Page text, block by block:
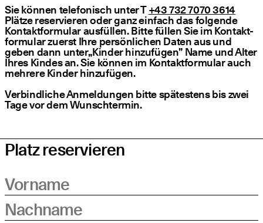
Sie kön­nen tele­fo­nisch unter T+43 732 7070 3614
Plät­ze reser­vie­ren oder ganz ein­fach das fol­gen­de
Kon­takt­for­mu­lar aus­fül­len. Bit­te fül­len Sie im Kon­takt­
for­mu­lar zuerst Ihre per­sön­li­chen Daten aus und
geben dann unter​„Kin­der hin­zu­fü­gen” Name und Alter
Ihres Kin­des an. Sie kön­nen im Kon­takt­for­mu­lar auch
meh­re­re Kin­der hinzufügen.
Ver­bind­li­che Anmel­dun­gen bit­te spä­tes­tens bis zwei
Tage vor dem Wunschtermin.
Platz reservieren
Vorname
Nachname